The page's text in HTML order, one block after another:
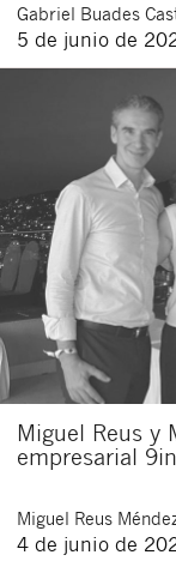
Gabriel Buades
5 de junio de
Miguel Reus y
empresarial
Miguel Reus
4 de junio de